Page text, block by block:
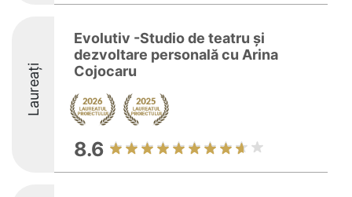
Laureați
Evolutiv -Studio de teatru și
dezvoltare personală cu Arina
Cojocaru
8.6